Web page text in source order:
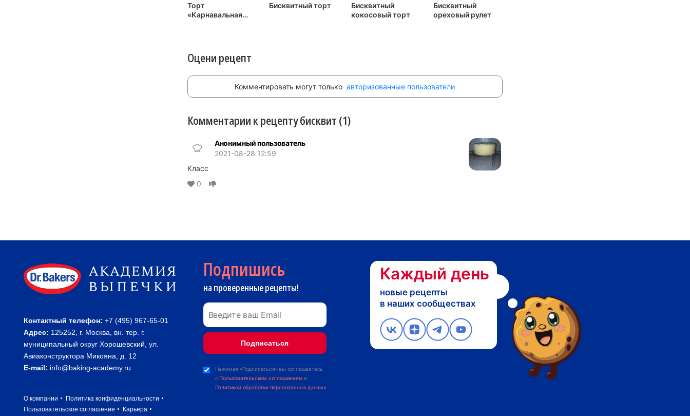
Торт
«Карнавальная
Бисквитный торт
Бисквитный
кокосовый торт
Бисквитный
ореховый рулет
Оцени рецепт
Комментировать могут толькоавторизованные пользователи
Комментарии к рецепту бисквит (1)
Анонимный пользователь
2021-08-28 12:59
Класс
0
Контактный телефон: +7 (495) 967-65-01
Адрес: 125252, г. Москва, вн. тер. г.
муниципальный округ Хорошевский, ул.
Авиаконструктора Микояна, д. 12
E-mail: info@baking-academy.ru
О компании
Политика конфиденциальности
Пользовательское соглашение
Карьера
Подпишись
на проверенные рецепты!
Нажимая «Подписаться» вы соглашаетесь
сПользовательским соглашением и
Политикой обработки персональных данных
Каждый день
новые рецепты
в наших сообществах